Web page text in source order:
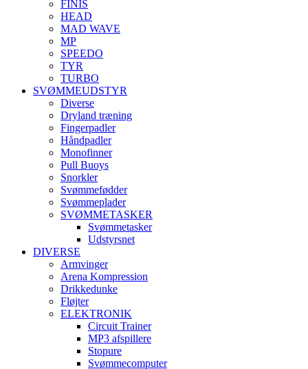
FINIS
HEAD
MAD WAVE
MP
SPEEDO
TYR
TURBO
SVØMMEUDSTYR
Diverse
Dryland træning
Fingerpadler
Håndpadler
Monofinner
Pull Buoys
Snorkler
Svømmefødder
Svømmeplader
SVØMMETASKER
Svømmetasker
Udstyrsnet
DIVERSE
Armvinger
Arena Kompression
Drikkedunke
Fløjter
ELEKTRONIK
Circuit Trainer
MP3 afspillere
Stopure
Svømmecomputer